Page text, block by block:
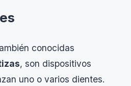
conocidas
, son dispositivos
uno o varios dientes.